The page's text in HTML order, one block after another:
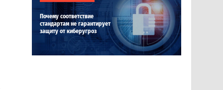
Почему соответствие
стандартам не гарантирует
защиту от киберугроз